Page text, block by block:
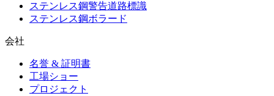
ステンレス鋼警告道路標識
ステンレス鋼ボラード
会社
名誉 & 証明書
工場ショー
プロジェクト